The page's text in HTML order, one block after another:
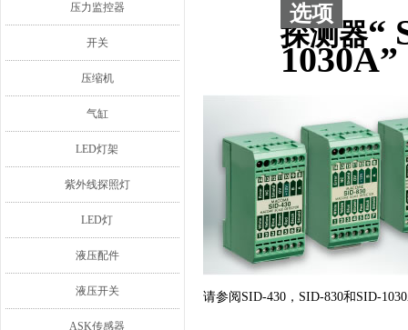
压力监控器
开关
压缩机
气缸
LED灯架
紫外线探照灯
LED灯
液压配件
液压开关
ASK传感器
选项
探测器“
1030A”
请参阅SID-430，SID-830和SID-